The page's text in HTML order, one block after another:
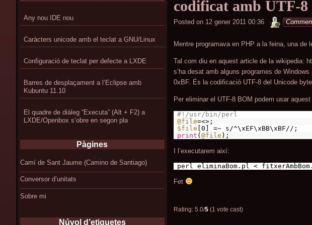
codificat amb UTF-8
Posted on 12 gener 2011 00:36 minterior
Mentre programava en PHP a la feina, una de
Tal com diu en aquest article de la wikipedia:
s’ha desat amb alguns programes de
0xBF. És la codificació UTF-8 del Unicode
Per eliminar el UTF-8 BOM podem usar
#!/usr/bin/perl
@file=<>;
$file [0] =~ s/^\xEF\xBB\xBF//;
print (@file );
I l’executarem així:
perl eliminaBom.pl <
Fet
Rating: 5.0/5 (1 vote cast)
Any nou IDE nou
Caràcters unicode amb el teclat a GNU/Linux
Configuració de teclat per defecte a LXDE
Barres de desplaçament a l’Eclipse amb
Kubuntu 11.10
El quadre de diàleg “Executa” (Alt + F2) a
LXDE/Openbox s’obre en segon pla
Pàgines
Camí de Sant Jaume (Camino de Santiago)
Conversor d’unitats
Sobre mi
Núvol d’etiquetes